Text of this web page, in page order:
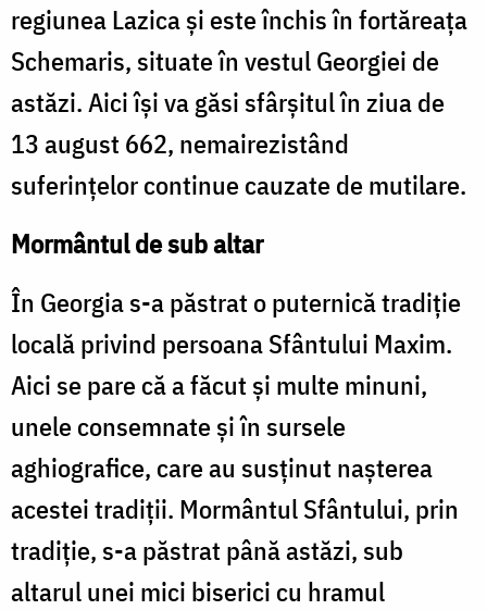
regiunea Lazica şi este închis în fortăreaţa
Schemaris, situate în vestul Georgiei de
astăzi. Aici îşi va găsi sfârşitul în ziua de
13 august 662, nemairezistând
suferinţelor continue cauzate de mutilare.
Mormântul de sub altar
În Georgia s-a păstrat o puternică tradiţie
locală privind persoana Sfântului Maxim.
Aici se pare că a făcut şi multe minuni,
unele consemnate şi în sursele
aghiografice, care au susţinut naşterea
acestei tradiţii. Mormântul Sfântului, prin
tradiţie, s-a păstrat până astăzi, sub
altarul unei mici biserici cu hramul